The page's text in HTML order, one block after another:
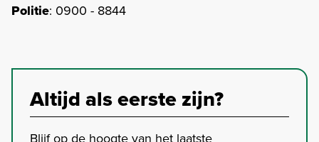
Politie: 0900 - 8844
Altijd als eerste zijn?
Blijf op de hoogte van het laatste